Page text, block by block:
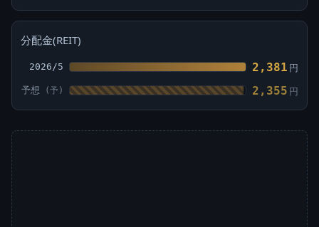
分配金(REIT)
2026/5 2,381 円
予想 2,355 円